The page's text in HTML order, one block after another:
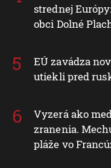
strednej
obci Dolné
EÚ zavádza
utiekli pred
Vyzerá ako
zranenia.
pláže vo